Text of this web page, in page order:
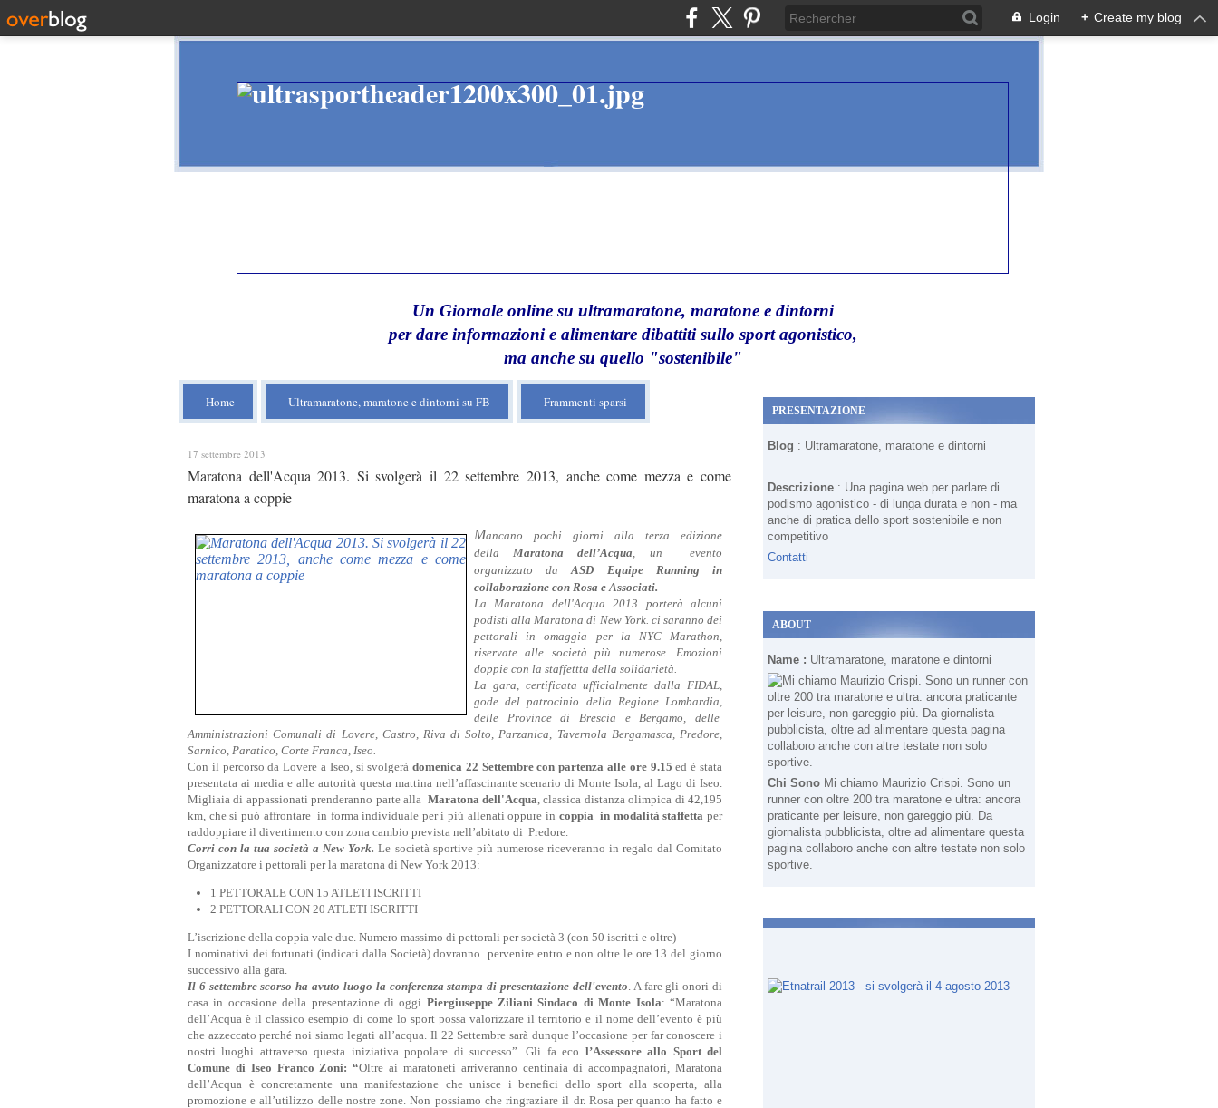
Login + Create my blog
Un Giornale online su ultramaratone, maratone e dintorni
per dare informazioni e alimentare dibattiti sullo sport agonistico,
ma anche su quello "sostenibile"
Home Ultramaratone, maratone e dintorni su FB Frammenti sparsi
17 settembre 2013
Maratona dell'Acqua 2013. Si svolgerà il 22 settembre 2013, anche come mezza e come
maratona a coppie
Mancano pochi giorni alla terza edizione
dellaMaratona dell’Acqua, un
evento
organizzato daASD Equipe Running in
collaborazione con Rosa e Associati.
La Maratona dell'Acqua 2013 porterà alcuni
podisti alla Maratona di New York. ci saranno dei
pettorali in omaggia per la NYC Marathon,
riservate alle società più numerose. Emozioni
doppie con la staffettta della solidarietà.
La gara, certificata ufficialmente dalla FIDAL,
gode del patrocinio della Regione Lombardia,
delle Province di Brescia e Bergamo, delle
Amministrazioni Comunali di Lovere, Castro, Riva di Solto, Parzanica, Tavernola Bergamasca, Predore,
Sarnico, Paratico, Corte Franca, Iseo.
Con il percorso da Lovere a Iseo, si svolgeràdomenica 22 Settembre con partenza alle ore 9.15 ed è stata
presentata ai media e alle autorità questa mattina nell’affascinante scenario di Monte Isola, al Lago di Iseo.
Migliaia di appassionati prenderanno parte alla Maratona dell'Acqua, classica distanza olimpica di 42,195
km, che si può affrontare in forma individuale per i più allenati oppure in coppia in modalità staffetta per
raddoppiare il divertimento con zona cambio prevista nell’abitato di Predore.
Corri con la tua società a New York.Le società sportive più numerose riceveranno in regalo dal Comitato
Organizzatore i pettorali per la maratona di New York 2013:
1 PETTORALE CON 15 ATLETI ISCRITTI
2 PETTORALI CON 20 ATLETI ISCRITTI
L’iscrizione della coppia vale due. Numero massimo di pettorali per società 3 (con 50 iscritti e oltre)
I nominativi dei fortunati (indicati dalla Società) dovranno pervenire entro e non oltre le ore 13 del giorno
successivo alla gara.
Il 6 settembre scorso ha avuto luogo la conferenza stampa di presentazione dell'evento. A fare gli onori di
casa in occasione della presentazione di oggi Piergiuseppe Ziliani Sindaco di Monte Isola: “Maratona
dell’Acqua è il classico esempio di come lo sport possa valorizzare il territorio e il nome dell’evento è più
che azzeccato perché noi siamo legati all’acqua. Il 22 Settembre sarà dunque l’occasione per far conoscere i
nostri luoghi attraverso questa iniziativa popolare di successo”. Gli fa eco l’Assessore allo Sport del
Comune di Iseo Franco Zoni: “Oltre ai maratoneti arriveranno centinaia di accompagnatori, Maratona
dell’Acqua è concretamente una manifestazione che unisce i benefici dello sport alla scoperta, alla
promozione e all’utilizzo delle nostre zone. Non possiamo che ringraziare il dr. Rosa per quanto ha fatto e
PRESENTAZIONE
Blog : Ultramaratone, maratone e dintorni
Descrizione : Una pagina web per parlare di
podismo agonistico - di lunga durata e non - ma
anche di pratica dello sport sostenibile e non
competitivo
Contatti
ABOUT
Name : Ultramaratone, maratone e dintorni
Chi Sono Mi chiamo Maurizio Crispi. Sono un
runner con oltre 200 tra maratone e ultra: ancora
praticante per leisure, non gareggio più. Da
giornalista pubblicista, oltre ad alimentare questa
pagina collaboro anche con altre testate non solo
sportive.